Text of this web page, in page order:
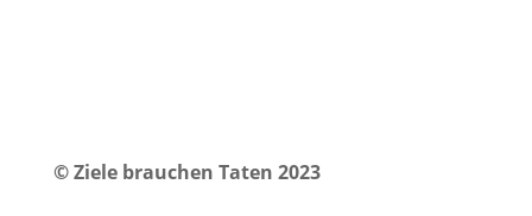
© Ziele brauchen Taten 2023